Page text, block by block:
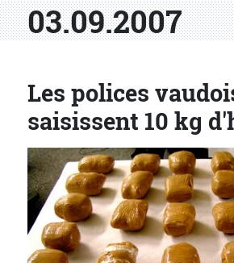
03.09.2007
Les polices
saisissent 10 kg